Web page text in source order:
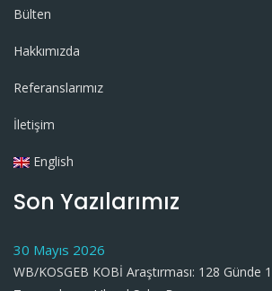
Bülten
Hakkımızda
Referanslarımız
İletişim
English
Son Yazılarımız
30 Mayıs 2026
WB/KOSGEB KOBİ Araştırması: 128 Günde